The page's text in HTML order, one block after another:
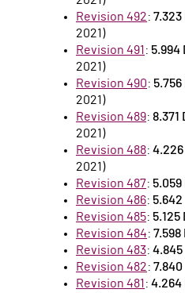
Revision 492:
2021)
Revision 491 : 5.994
2021)
Revision 490:
2021)
Revision 489: 8.371
2021)
Revision 488:
2021)
Revision 487:
Revision 486:
Revision 485:
Revision 484:
Revision 483:
Revision 482:
Revision 481 : 4.264